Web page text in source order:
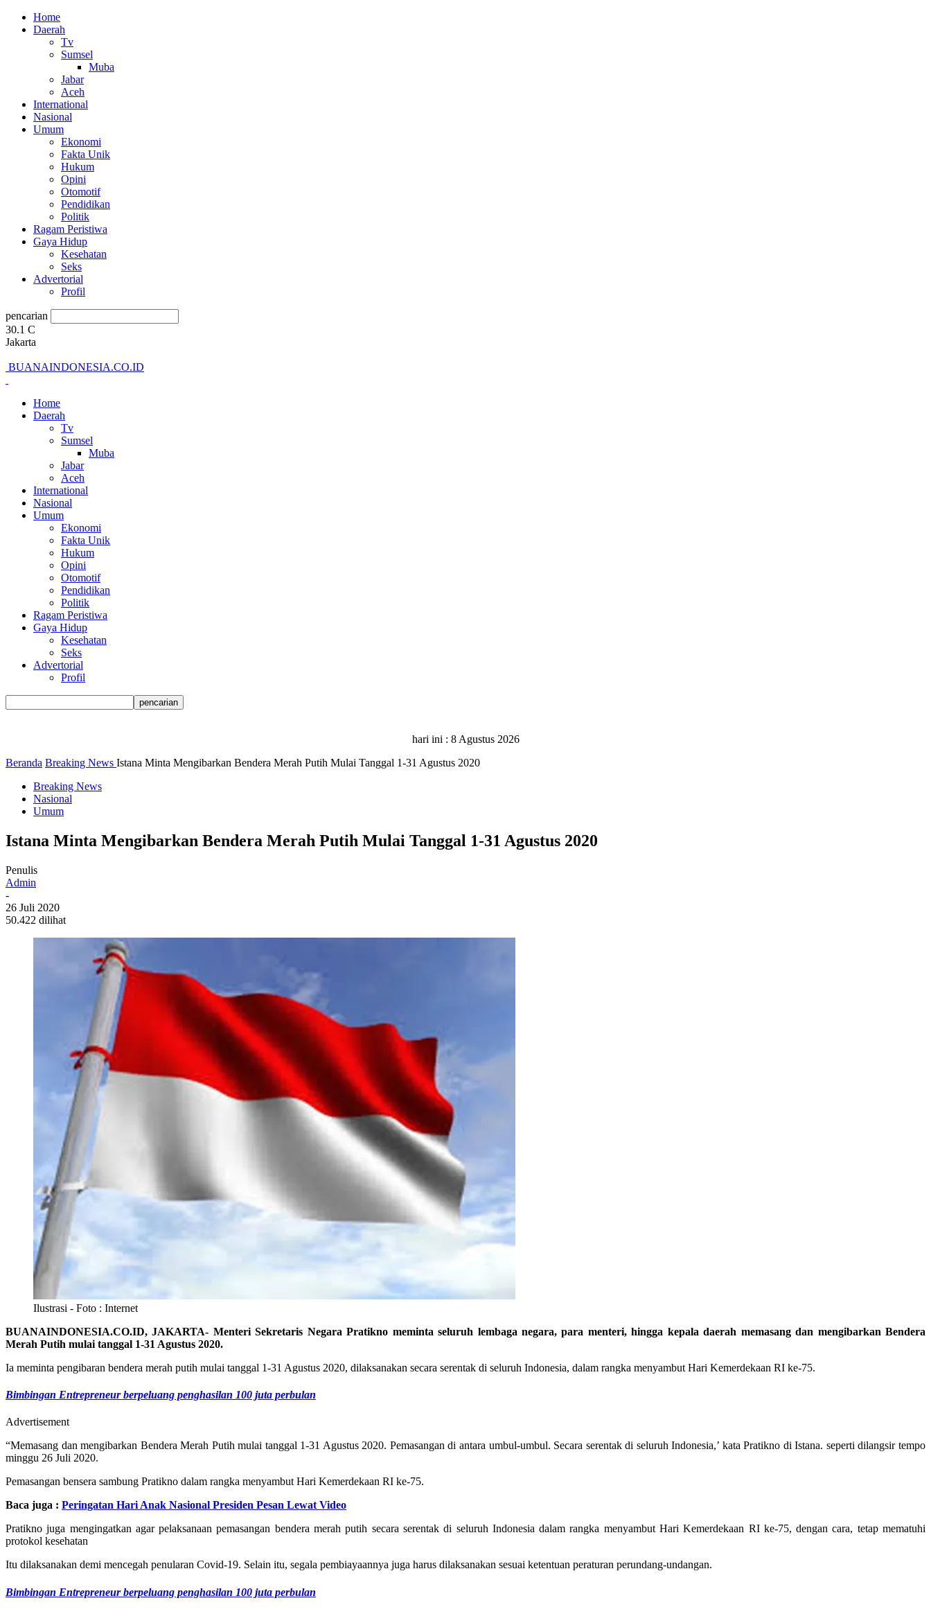
Home
Daerah
Tv
Sumsel
Muba
Jabar
Aceh
International
Nasional
Umum
Ekonomi
Fakta Unik
Hukum
Opini
Otomotif
Pendidikan
Politik
Ragam Peristiwa
Gaya Hidup
Kesehatan
Seks
Advertorial
Profil
pencarian
30.1 C
Jakarta
BUANAINDONESIA.CO.ID
Home
Daerah
Tv
Sumsel
Muba
Jabar
Aceh
International
Nasional
Umum
Ekonomi
Fakta Unik
Hukum
Opini
Otomotif
Pendidikan
Politik
Ragam Peristiwa
Gaya Hidup
Kesehatan
Seks
Advertorial
Profil
hari ini : 8 Agustus 2026
Beranda Breaking News Istana Minta Mengibarkan Bendera Merah Putih Mulai Tanggal 1-31 Agustus 2020
Breaking News
Nasional
Umum
Istana Minta Mengibarkan Bendera Merah Putih Mulai Tanggal 1-31 Agustus 2020
Penulis
Admin
-
26 Juli 2020
50.422 dilihat
Ilustrasi - Foto : Internet
BUANAINDONESIA.CO.ID, JAKARTA- Menteri Sekretaris Negara Pratikno meminta seluruh lembaga negara, para menteri, hingga kepala daerah memasang dan mengibarkan Bendera
Merah Putih mulai tanggal 1-31 Agustus 2020.
Ia meminta pengibaran bendera merah putih mulai tanggal 1-31 Agustus 2020, dilaksanakan secara serentak di seluruh Indonesia, dalam rangka menyambut Hari Kemerdekaan RI ke-75.
Bimbingan Entrepreneur berpeluang penghasilan 100 juta perbulan
Advertisement
“Memasang dan mengibarkan Bendera Merah Putih mulai tanggal 1-31 Agustus 2020. Pemasangan di antara umbul-umbul. Secara serentak di seluruh Indonesia,’ kata Pratikno di Istana. seperti dilangsir tempo
minggu 26 Juli 2020.
Pemasangan bensera sambung Pratikno dalam rangka menyambut Hari Kemerdekaan RI ke-75.
Baca juga : Peringatan Hari Anak Nasional Presiden Pesan Lewat Video
Pratikno juga mengingatkan agar pelaksanaan pemasangan bendera merah putih secara serentak di seluruh Indonesia dalam rangka menyambut Hari Kemerdekaan RI ke-75, dengan cara, tetap mematuhi
protokol kesehatan
Itu dilaksanakan demi mencegah penularan Covid-19. Selain itu, segala pembiayaannya juga harus dilaksanakan sesuai ketentuan peraturan perundang-undangan.
Bimbingan Entrepreneur berpeluang penghasilan 100 juta perbulan